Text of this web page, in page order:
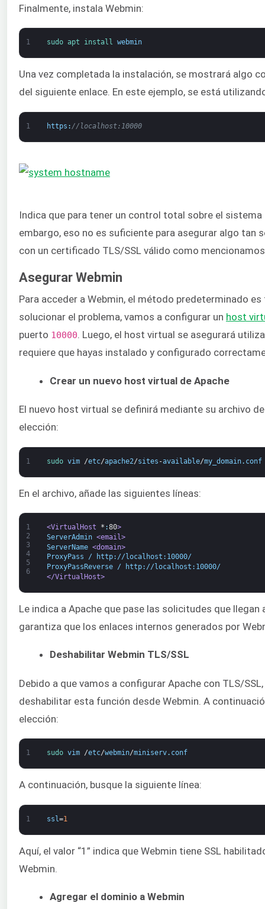
Finalmente, instala Webmin:
1 sudo apt install webmin
Una vez completada la instalación, se mostrará algo
del siguiente enlace. En este ejemplo, se está
1 https : //localhost:10000
Indica que para tener un control total sobre el
embargo, eso no es suficiente para asegurar algo tan
con un certificado TLS/SSL válido como
Asegurar Webmin
Para acceder a Webmin, el método predeterminado
solucionar el problema, vamos a configurar un host
puerto 10000. Luego, el host virtual se asegurará
requiere que hayas instalado y configurado
Crear un nuevo host virtual de Apache
El nuevo host virtual se definirá mediante su archivo
elección:
1 sudo vim /etc/apache2/sites -available/my_domain. conf
En el archivo, añade las siguientes líneas:
1
2
3
4
5
6
<VirtualHost * :80>
ServerAdmin <email>
ServerName <domain>
ProxyPass / http://localhost:10000/
ProxyPassReverse / http://localhost:10000/
</VirtualHost>
Le indica a Apache que pase las solicitudes que
garantiza que los enlaces internos generados por
Deshabilitar Webmin TLS/SSL
Debido a que vamos a configurar Apache con TLS/
deshabilitar esta función desde Webmin. A
elección:
1 sudo vim /etc/webmin/miniserv. conf
A continuación, busque la siguiente línea:
1 ssl =1
Aquí, el valor “1” indica que Webmin tiene SSL
Webmin.
Agregar el dominio a Webmin